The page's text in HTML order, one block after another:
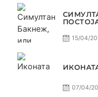
15/04/
07/04/